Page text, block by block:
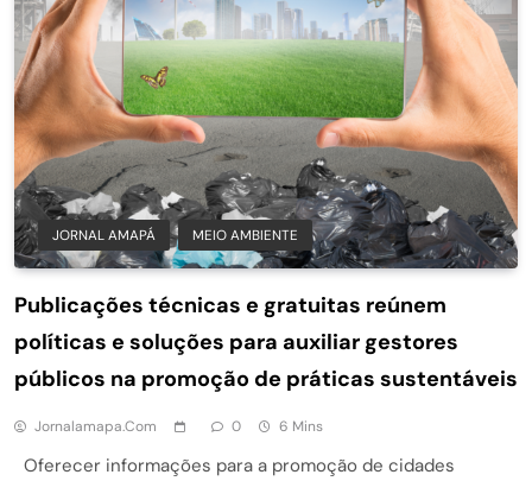
JORNAL AMAPÁ MEIO AMBIENTE
Publicações técnicas e gratuitas reúnem
políticas e soluções para auxiliar gestores
públicos na promoção de práticas sustentáveis
Jornalamapa.com 0 6 Mins
Oferecer informações para a promoção de cidades